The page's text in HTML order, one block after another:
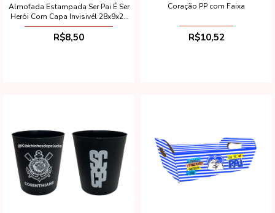
Almofada Estampada Ser Pai É Ser
Herói Com Capa Invisivél 28x9x29
cm
R$8,50
Coração PP com Faixa
R$10,52